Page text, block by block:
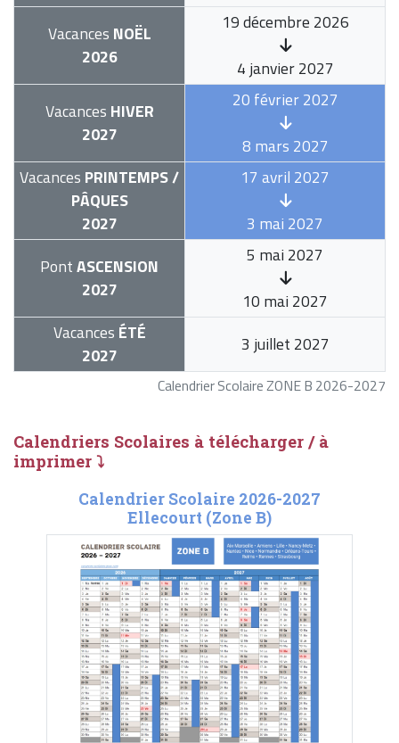
Calendrier Scolaire ZONE B 2026-2027
Vacances NOËL
2026
19 décembre 2026
4 janvier 2027
Vacances HIVER
2027
20 février 2027
8 mars 2027
Vacances PRINTEMPS /
PÂQUES
2027
17 avril 2027
3 mai 2027
PontASCENSION
2027
5 mai 2027
10 mai 2027
Vacances ÉTÉ
2027
3 juillet 2027
Calendriers Scolaires à télécharger / à
imprimer ⤵
Calendrier Scolaire 2026-2027
Ellecourt (Zone B)